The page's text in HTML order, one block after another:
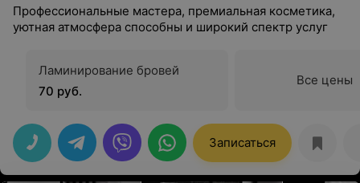
Профессиональные мастера, премиальная косметика,
уютная атмосфера способны и широкий спектр услуг
Ламинирование бровей
70 руб.
Все цены
Записаться